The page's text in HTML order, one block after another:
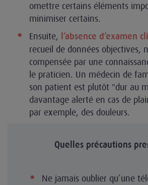
omettre certains éléments
minimiser certains.
Ensuite, l’absence d’examen
recueil de données objectives,
compensée par une
le praticien. Un médecin de
son patient est plutôt "dur au
davantage alerté en cas de
par exemple, des douleurs.
Quelles précautions
Ne jamais oublier qu’une